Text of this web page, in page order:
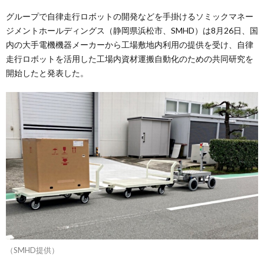
グループで自律走行ロボットの開発などを手掛けるソミックマネー
ジメントホールディングス（静岡県浜松市、SMHD）は8月26日、国
内の大手電機機器メーカーから工場敷地内利用の提供を受け、自律
走行ロボットを活用した工場内資材運搬自動化のための共同研究を
開始したと発表した。
（SMHD提供）